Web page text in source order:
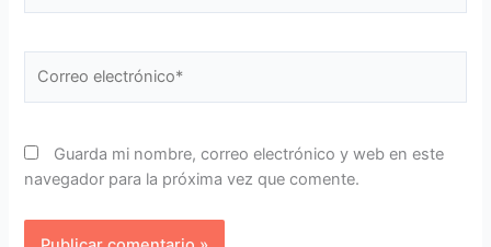
electrónico*
Guarda mi nombre, correo electrónico y web en este
navegador para la próxima vez que comente.